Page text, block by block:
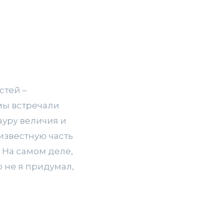
­–
встречали
величия и
часть
На самом деле,
не я придумал,